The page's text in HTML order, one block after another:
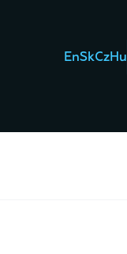
EnSkCzHu